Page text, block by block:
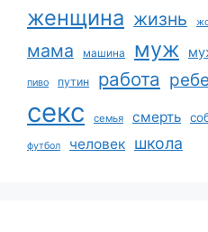
женщина жизнь
мама машина муж
пиво путин работа
секс семья смерть
футбол человек школа